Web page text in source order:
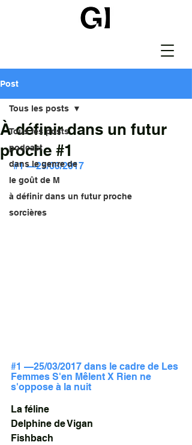
Post
Tous les posts
podcast
dans le genre de
le goût de M
à définir dans un futur proche
sorcières
Tous les posts
À définir dans un futur
proche #1
#1 —25/03/2017
#1 —25/03/2017 dans le cadre de Les
Femmes S'en Mêlent X Rien ne
s'oppose à la nuit
La féline
Delphine de Vigan
Fishbach